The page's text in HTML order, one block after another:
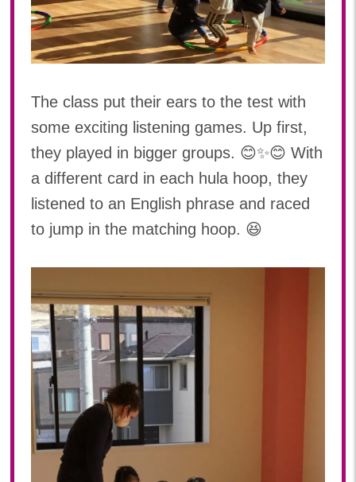
2023年 09月(20)
2023年 08月(22)
2023年 07月(20)
2023年 05月(20)
2023年 04月(20)
2023年 03月(22)
2023年 02月(19)
2023年 01月(19)
2022
2022年 10月(20)
2022年 09月(19)
2022年 08月(22)
2022年 07月(20)
2022年 06月(22)
2022年 05月(19)
2022年 04月(19)
2022年 03月(19)
2022年 02月(12)
The class put their ears to the test with
some exciting listening games. Up first,
they played in bigger groups. 😊✨😊 With
a different card in each hula hoop, they
listened to an English phrase and raced
to jump in the matching hoop. 😆